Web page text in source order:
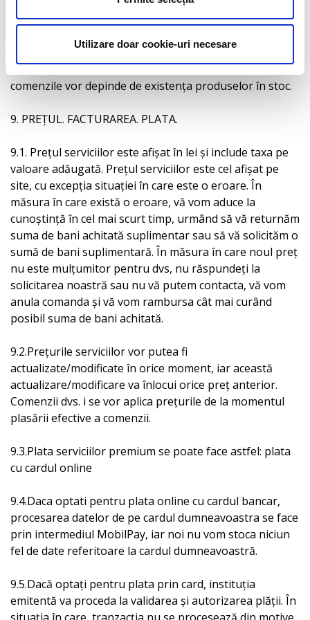
Utilizare doar cookie-uri necesare
8.2. Deși vom încerca să avem în timp real pe site
produselor, nu putem garanta faptul că aceste
informații vor fi actualizate, în orice moment. Toate
comenzile vor depinde de existența produselor în stoc.
9. PREȚUL. FACTURAREA. PLATA.
9.1. Prețul serviciilor este afișat în lei și include taxa pe
valoare adăugată. Prețul serviciilor este cel afișat pe
site, cu excepția situației în care este o eroare. În
măsura în care există o eroare, vă vom aduce la
cunoștință în cel mai scurt timp, urmând să vă returnăm
suma de bani achitată suplimentar sau să vă solicităm o
sumă de bani suplimentară. În măsura în care noul preț
nu este mulțumitor pentru dvs, nu răspundeți la
solicitarea noastră sau nu vă putem contacta, vă vom
anula comanda și vă vom rambursa cât mai curând
posibil suma de bani achitată.
9.2.Prețurile serviciilor vor putea fi
actualizate/modificate în orice moment, iar această
actualizare/modificare va înlocui orice preț anterior.
Comenzii dvs. i se vor aplica prețurile de la momentul
plasării efective a comenzii.
9.3.Plata serviciilor premium se poate face astfel: plata
cu cardul online
9.4.Daca optati pentru plata online cu cardul bancar,
procesarea datelor de pe cardul dumneavoastra se face
prin intermediul MobilPay, iar noi nu vom stoca niciun
fel de date referitoare la cardul dumneavoastră.
9.5.Dacă optați pentru plata prin card, instituția
emitentă va proceda la validarea și autorizarea plății. În